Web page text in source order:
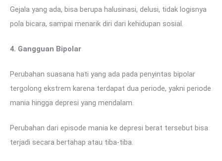
Gejala yang ada, bisa berupa halusinasi, delusi, tidak logisnya
pola bicara, sampai menarik diri dari kehidupan sosial.
4. Gangguan Bipolar
Perubahan suasana hati yang ada pada penyintas bipolar
tergolong ekstrem karena terdapat dua periode, yakni periode
mania hingga depresi yang mendalam.
Perubahan dari episode mania ke depresi berat tersebut bisa
terjadi secara bertahap atau tiba-tiba.